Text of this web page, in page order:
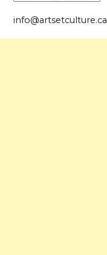
info@artsetculture.ca